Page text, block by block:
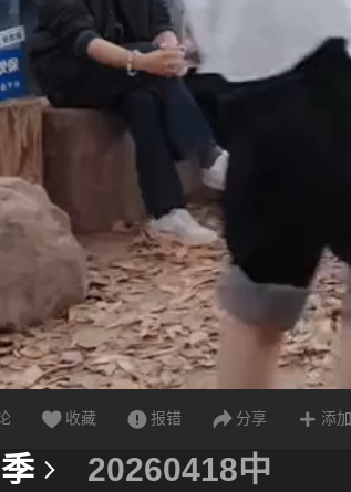
收藏 报错 分享 添加
更多信息20260418中